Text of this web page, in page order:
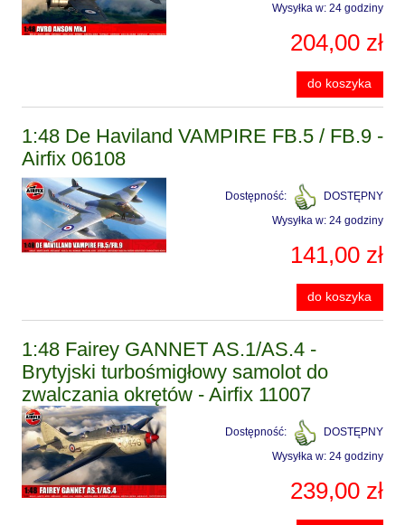
Wysyłka w: 24 godziny
204,00 zł
do koszyka
1:48 De Haviland VAMPIRE FB.5 / FB.9 -
Airfix 06108
Dostępność:
DOSTĘPNY
Wysyłka w: 24 godziny
141,00 zł
do koszyka
1:48 Fairey GANNET AS.1/AS.4 -
Brytyjski turbośmigłowy samolot do
zwalczania okrętów - Airfix 11007
Dostępność:
DOSTĘPNY
Wysyłka w: 24 godziny
239,00 zł